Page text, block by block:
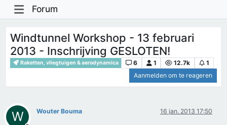
Forum
Windtunnel Workshop - 13 februari
2013 - Inschrijving GESLOTEN!
Raketten, vliegtuigen & aerodynamica 6 1 12.7k
1
Aanmelden om te reageren
W Wouter Bouma 16 jan. 2013 17:50